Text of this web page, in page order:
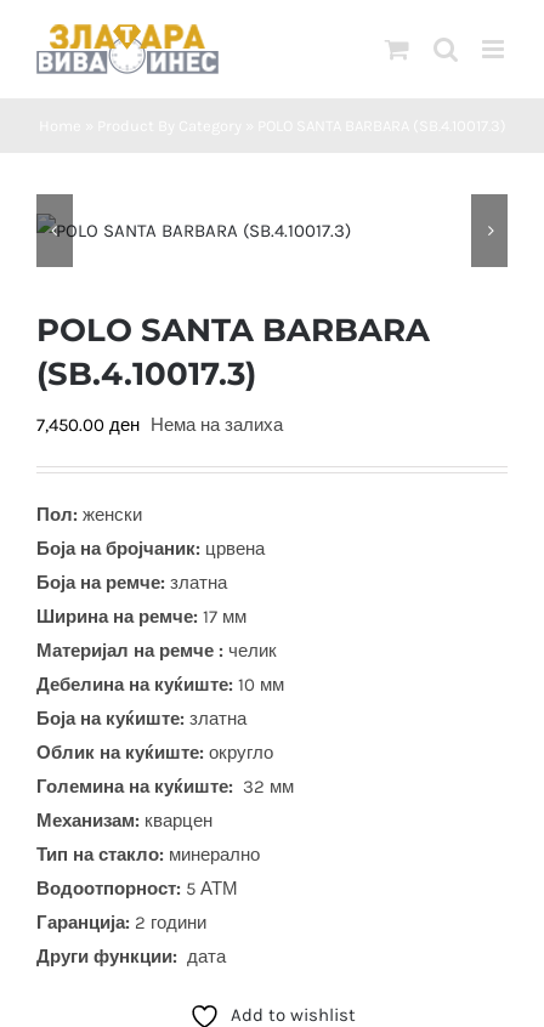
POLO SANTA BARBARA
(SB.4.10017.3)
7,450.00 ден Нема на залиха
Пол: женски
Боја на бројчаник: црвена
Боја на ремче: златна
Ширина на ремче: 17 мм
Материјал на ремче : челик
Дебелина на куќиште: 10 мм
Боја на куќиште: златна
Облик на куќиште: округло
Големина на куќиште: 32 мм
Механизам: кварцен
Тип на стакло: минерално
Водоотпорност: 5 АТМ
Гаранција: 2 години
Други функции: дата
Add to wishlist